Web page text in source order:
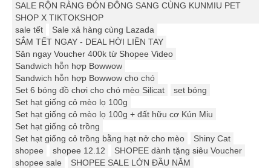
SALE RỘN RÀNG ĐÓN ĐÔNG SANG CÙNG KUNMIU PET
SHOP X TIKTOKSHOP
sale tết
Sale xả hàng cùng Lazada
SẮM TẾT NGAY - DEAL HỜI LIỀN TAY
Săn ngay Voucher 400k từ Shopee Video
Sandwich hỗn hợp Bowwow
Sandwich hỗn hợp Bowwow cho chó
Set 6 bóng đồ chơi cho chó mèo Silicat
set bóng
Set hạt giống cỏ mèo lọ 100g
Set hạt giống cỏ mèo lọ 100g + đất hữu cơ Kún Miu
Set hạt giống cỏ trồng
Set hạt giống cỏ trồng bằng hạt nở cho mèo
Shiny Cat
shopee
shopee 12.12
SHOPEE dành tặng siêu Voucher
shopee sale
SHOPEE SALE LỚN ĐẦU NĂM